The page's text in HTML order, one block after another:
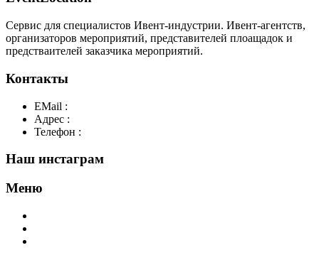
Сервис для специалистов Ивент-индустрии. Ивент-агентств,
организаторов мероприятий, представителей плоащадок и
предстваителей заказчика мероприятий.
Контакты
EMail :
Адрес :
Телефон :
Наш инстаграм
Меню